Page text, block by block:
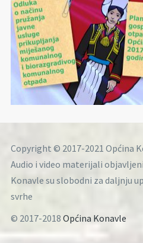
Copyright © 2017-2021 Općina
Audio i video materijali
Konavle su slobodni za daljnju
svrhe
© 2017-2018 Općina Konavle